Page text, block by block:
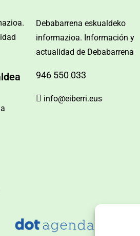
Debabarrena eskualdeko
informazioa. Información y
actualidad de Debabarrena
946 550 033
info@eiberri.eus